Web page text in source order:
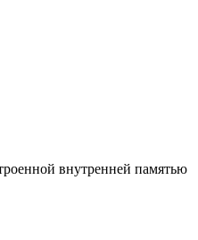
внутренней памятью